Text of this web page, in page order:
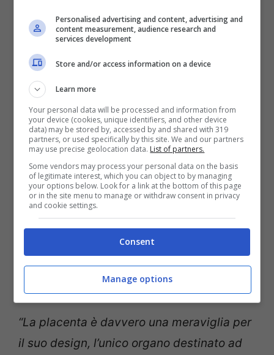
se il cordone ombelicale ha un
numero normale di vasi sanguigni. 2
placentare siano normalmente
sviluppati
non ci siano cambiamenti cellulari
che indichino un’infezione virale
La condizione della placenta
se la mamma ha il diabete
e se ilbimbo è debolee quindi ha bisogno
di maggiori cure.
“La placenta è davvero una meraviglia per
il suo design, l’unico organo destinato ad
Personalised advertising and content, advertising and
content measurement, audience research and
services development
Store and/or access information on a device
Learn more
Your personal data will be processed and information from
your device (cookies, unique identifiers, and other device
data) may be stored by, accessed by and shared with 319
partners, or used specifically by this site. We and our partners
may use precise geolocation data. List of partners.
Some vendors may process your personal data on the basis
of legitimate interest, which you can object to by managing
your options below. Look for a link at the bottom of this page
or in the site menu to manage or withdraw consent in privacy
and cookie settings.
Consent
Manage options